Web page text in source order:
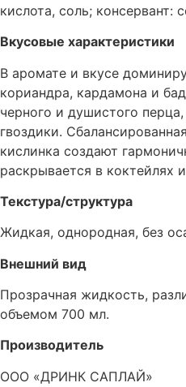
кислота, соль; консервант:
Вкусовые характеристики
В аромате и вкусе
кориандра, кардамона и
черного и душистого
гвоздики.
кислинка создают
раскрывается в коктейлях
Текстура/структура
Жидкая, однородная, без
Внешний вид
Прозрачная жидкость,
объемом 700 мл.
Производитель
ООО «ДРИНК САПЛАЙ»